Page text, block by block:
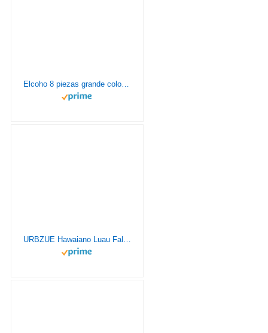
Elcoho 8 piezas grande colorido hawaiano hula hierba falda anteojos de sol Leis collar pulsera Set, Colorido, Medium
URBZUE Hawaiano Luau Falda de Mesa Set de Decoración, de Fiesta Tropical de 9.6FT con 12 Guirnaldas y 2 Piñas 3D, Hojas de Palma Flores Hawaianas Decoraciones de Mesa de Fiesta Tiki de Verano